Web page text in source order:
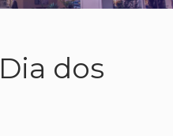
dos